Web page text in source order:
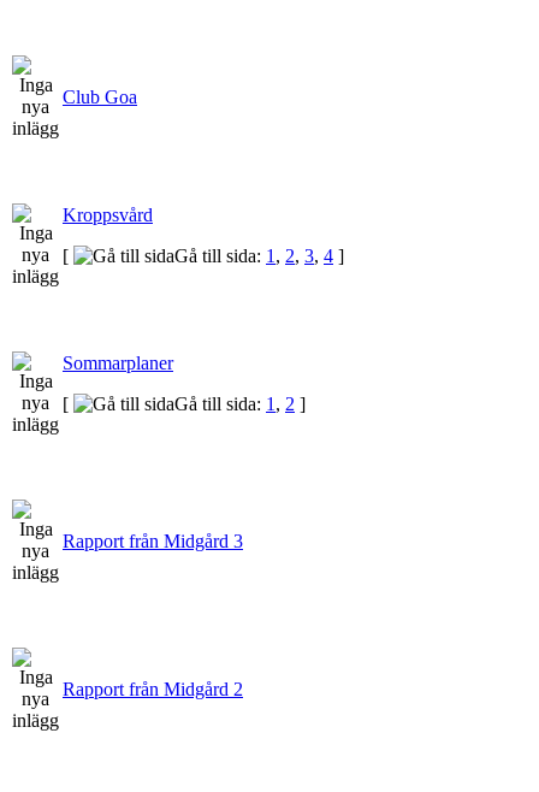
Club Goa
Kroppsvård
[
Gå till sida: 1 , 2, 3, 4 ]
Sommarplaner
[
Gå till sida: 1 , 2 ]
Rapport från Midgård 3
Rapport från Midgård 2